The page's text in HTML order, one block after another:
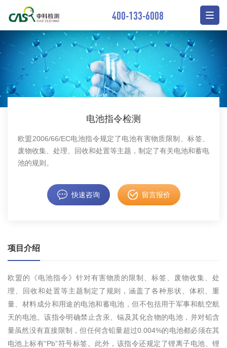
400-133-6008
电池指令检测
欧盟2006/66/EC电池指令规定了电池有害物质限制、标签、
废物收集、处理、回收和处置等主题，制定了有关电池和蓄电
池的规则。
快速咨询 留言报价
项目介绍
欧盟的《电池指令》针对有害物质的限制、标签、废物收集、处
理、回收和处置等主题制定了规则，涵盖了各种形状、体积、重
量、材料成分和用途的电池和蓄电池，但不包括用于军事和航空航
天的电池。该指令明确禁止含汞、镉及其化合物的电池，并对铅含
量虽然没有直接限制，但任何含铅量超过0.004%的电池都必须在其
电池上标有“Pb”符号标签。此外，该指令还规定了锂离子电池、锂